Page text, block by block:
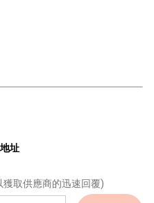
址
取供應商的迅速回覆)